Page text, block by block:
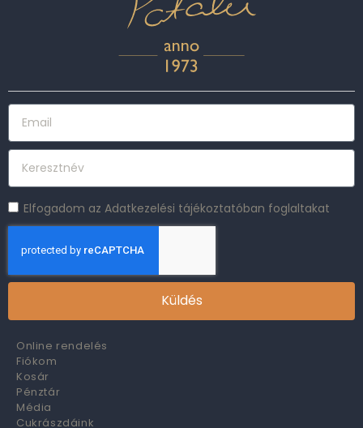
Elfogadom az Adatkezelési tájékoztatóban foglaltakat
Küldés
Online rendelés
Fiókom
Kosár
Pénztár
Média
Cukrászdáink